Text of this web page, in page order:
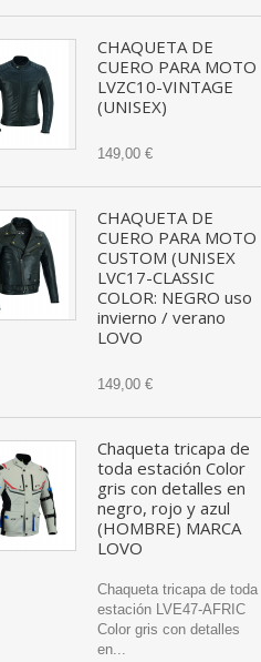
CHAQUETA DE
CUERO PARA MOTO
LVZC10-VINTAGE
(UNISEX)
149,00 €
CHAQUETA DE
CUERO PARA MOTO
CUSTOM (UNISEX
LVC17-CLASSIC
COLOR: NEGRO uso
invierno / verano
LOVO
149,00 €
Chaqueta tricapa de
toda estación Color
gris con detalles en
negro, rojo y azul
(HOMBRE) MARCA
LOVO
Chaqueta tricapa de toda
estación LVE47-AFRIC
Color gris con detalles
en...